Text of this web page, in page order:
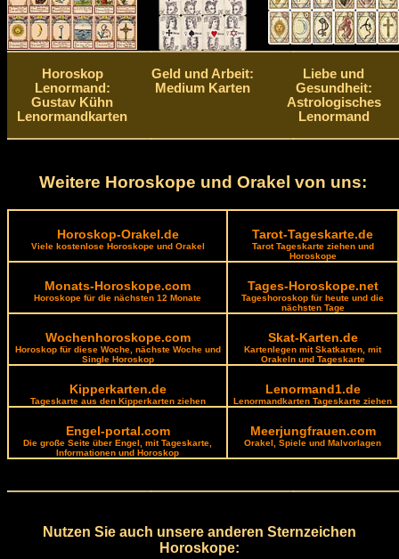
Horoskop
Lenormand:
Gustav Kühn
Lenormandkarten
Geld und Arbeit:
Medium Karten
Liebe und
Gesundheit:
Astrologisches
Lenormand
Weitere Horoskope und Orakel von uns:
Horoskop-Orakel.de
Viele kostenlose Horoskope und Orakel
Tarot-Tageskarte.de
Tarot Tageskarte ziehen und
Horoskope
Monats-Horoskope.com
Horoskope für die nächsten 12 Monate
Tages-Horoskope.net
Tageshoroskop für heute und die
nächsten Tage
Wochenhoroskope.com
Horoskop für diese Woche, nächste Woche und
Single Horoskop
Skat-Karten.de
Kartenlegen mit Skatkarten, mit
Orakeln und Tageskarte
Kipperkarten.de
Tageskarte aus den Kipperkarten ziehen
Lenormand1.de
Lenormandkarten Tageskarte ziehen
Engel-portal.com
Die große Seite über Engel, mit Tageskarte,
Informationen und Horoskop
Meerjungfrauen.com
Orakel, Spiele und Malvorlagen
Nutzen Sie auch unsere anderen Sternzeichen
Horoskope: